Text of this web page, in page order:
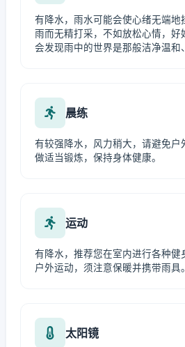
有降水，雨水可能会使心绪无端地
雨而无精打采，不如放松心情，好
会发现雨中的世界是那般洁净温和
晨练
有较强降水，风力稍大，请避免户
做适当锻炼，保持身体健康。
运动
有降水，推荐您在室内进行各种健
户外运动，须注意保暖并携带雨具。
太阳镜